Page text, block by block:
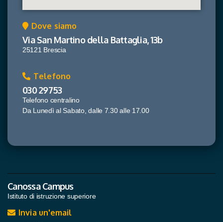
Dove siamo
Via San Martino della Battaglia, 13b
25121 Brescia
Telefono
030 29753
Telefono centralino
Da Lunedì al Sabato, dalle 7.30 alle 17.00
Canossa Campus
Istituto di istruzione superiore
Invia un'email